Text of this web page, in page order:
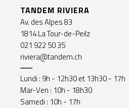
TANDEM RIVIERA
Av. des Alpes 83
1814 La Tour-de-Peilz
021 922 50 35
riviera@tandem.ch
Lundi : 9h - 12h30 et 13h30 - 17h
Mar-Ven : 10h - 18h30
Samedi : 10h - 17h